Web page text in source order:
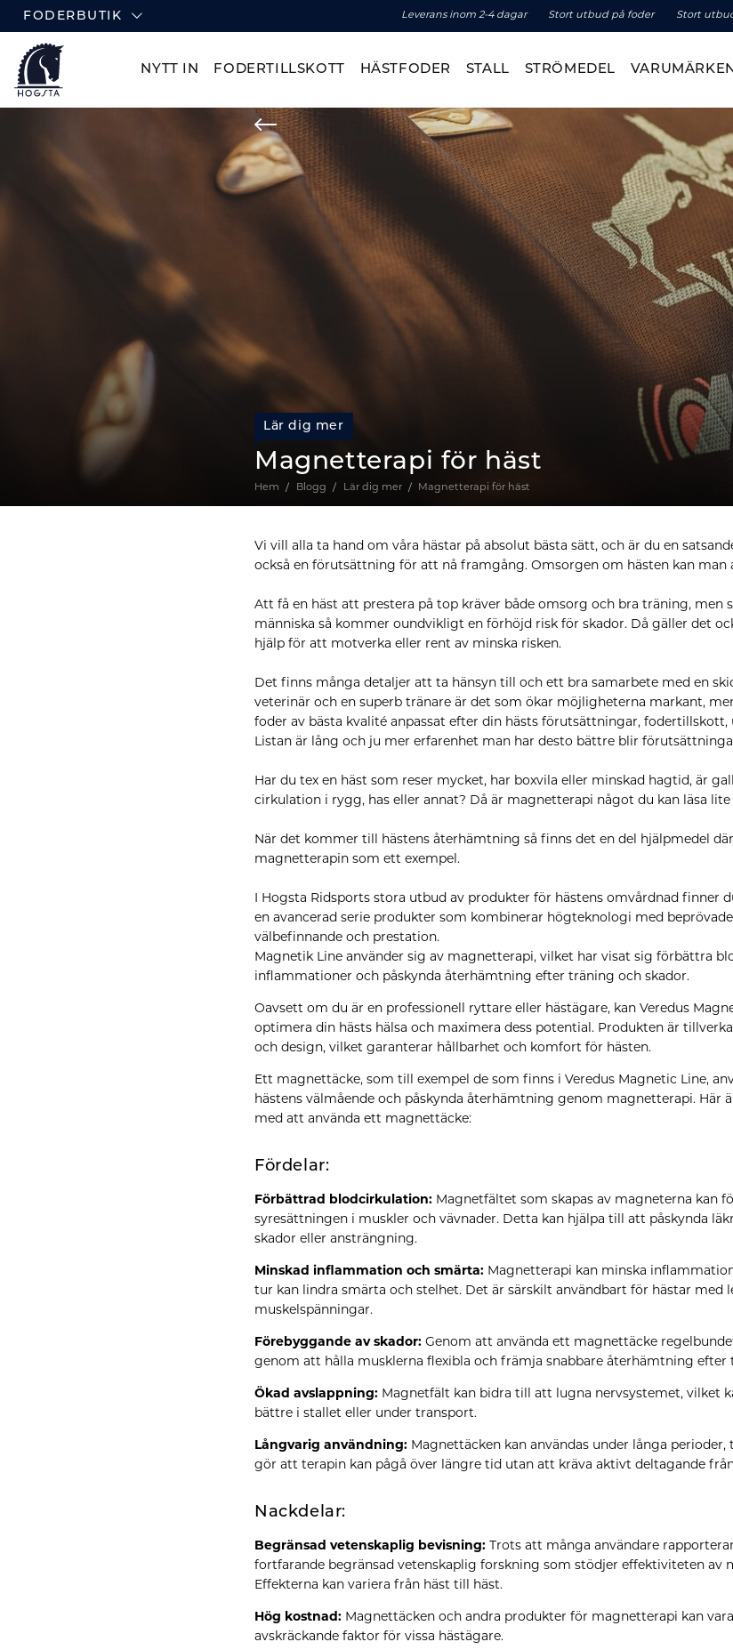
FODERBUTIK Leverans inom 2-4 dagar Stort utbud på foder Stort
NYTT IN FODERTILLSKOTT HÄSTFODER STALL STRÖMEDEL VARUMÄRKEN
Lär dig mer
Magnetterapi för häst
Hem Blogg Lär dig mer Magnetterapi för häst
Vi vill alla ta hand om våra hästar på absolut bästa sätt, och är du en
också en förutsättning för att nå framgång. Omsorgen om hästen kan man
Att få en häst att prestera på top kräver både omsorg och bra träning, men
människa så kommer oundvikligt en förhöjd risk för skador. Då gäller det
hjälp för att motverka eller rent av minska risken.
Det finns många detaljer att ta hänsyn till och ett bra samarbete med en
veterinär och en superb tränare är det som ökar möjligheterna markant,
foder av bästa kvalité anpassat efter din hästs förutsättningar, fodertillskott,
Listan är lång och ju mer erfarenhet man har desto bättre blir
Har du tex en häst som reser mycket, har boxvila eller minskad hagtid, är
cirkulation i rygg, has eller annat? Då är magnetterapi något du kan läsa
När det kommer till hästens återhämtning så finns det en del hjälpmedel
magnetterapin som ett exempel.
I Hogsta Ridsports stora utbud av produkter för hästens omvårdnad finner
en avancerad serie produkter som kombinerar högteknologi med
välbefinnande och prestation.
Magnetik Line använder sig av magnetterapi, vilket har visat sig förbättra
inflammationer och påskynda återhämtning efter träning och skador.
Oavsett om du är en professionell ryttare eller hästägare, kan Veredus
optimera din hästs hälsa och maximera dess potential. Produkten är
och design, vilket garanterar hållbarhet och komfort för hästen.
Ett magnettäcke, som till exempel de som finns i Veredus Magnetic Line,
hästens välmående och påskynda återhämtning genom magnetterapi. Här
med att använda ett magnettäcke:
Fördelar:
Förbättrad blodcirkulation: Magnetfältet som skapas av magneterna kan
syresättningen i muskler och vävnader. Detta kan hjälpa till att påskynda
skador eller ansträngning.
Minskad inflammation och smärta: Magnetterapi kan minska
tur kan lindra smärta och stelhet. Det är särskilt användbart för hästar med
muskelspänningar.
Förebyggande av skador: Genom att använda ett magnettäcke
genom att hålla musklerna flexibla och främja snabbare återhämtning efter
Ökad avslappning: Magnetfält kan bidra till att lugna nervsystemet, vilket
bättre i stallet eller under transport.
Långvarig användning: Magnettäcken kan användas under långa
gör att terapin kan pågå över längre tid utan att kräva aktivt deltagande
Nackdelar:
Begränsad vetenskaplig bevisning: Trots att många användare
fortfarande begränsad vetenskaplig forskning som stödjer effektiviteten av
Effekterna kan variera från häst till häst.
Hög kostnad: Magnettäcken och andra produkter för magnetterapi kan
avskräckande faktor för vissa hästägare.